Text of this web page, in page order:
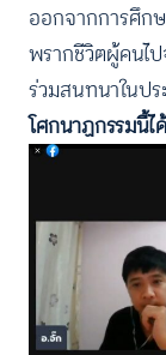
ออกจากการศึก
พรากชีวิตผู้คนไ
ร่วมสนทนาในปร
โศกนาฏกรรมนี้ไ